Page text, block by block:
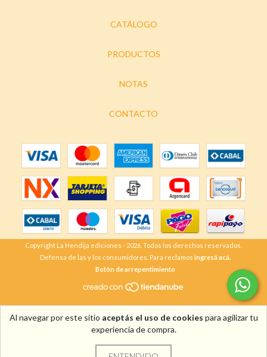
Al navegar por este sitio aceptás el uso de cookies para agilizar tu
experiencia de compra.
CATÁLOGO
PRODUCTOS
NOTAS
CONTACTO
Copyright La Hendija ediciones - 2026. Todos los derechos reservados.
Defensa de las y los consumidores. Para reclamos ingresá acá.
Botón de arrepentimiento